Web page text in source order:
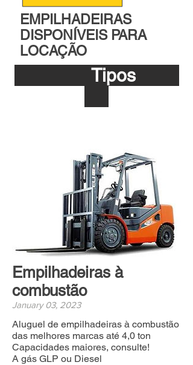
EMPILHADEIRAS
DISPONÍVEIS PARA
LOCAÇÃO
Tipos
Empilhadeiras à
combustão
January 03, 2023
Aluguel de empilhadeiras à combustão
das melhores marcas até 4,0 ton
Capacidades maiores, consulte!
A gás GLP ou Diesel